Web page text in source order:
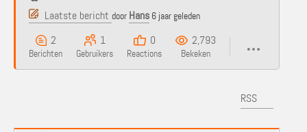
Laatste bericht door Hans 6 jaar geleden
2
Berichten
1
Gebruikers
0
Reactions
2,793
Bekeken
RSS